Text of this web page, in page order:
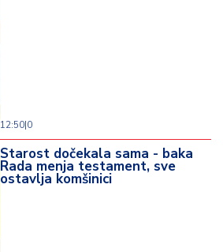
12:50|0
Starost dočekala sama - baka
Rada menja testament, sve
ostavlja komšinici